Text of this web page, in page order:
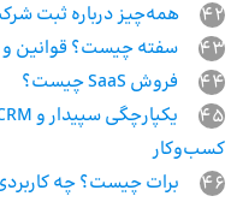
42
همه‌چیز درباره ثبت
43
سفته چیست؟ قوانین و
44
فروش SaaS چیست؟
45
کسب‌وکار
46
برات چیست؟ چه